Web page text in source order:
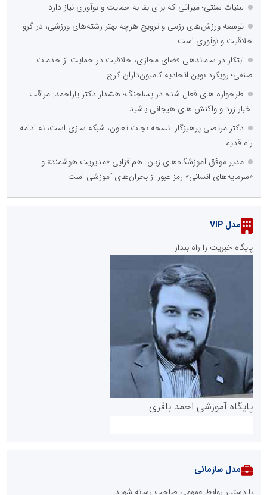
لبنیات سنتی؛ میراثی که برای بقا به حمایت و نوآوری نیاز دارد
توسعه ورزش‌های رزمی و ترویج هرچه بهتر رشته‌های ورزشی، در گرو
خلاقیت و نوآوری است
ابتکار در ساماندهی فضای مجازی، خلاقیت در حمایت از خدمات
صنفی؛ رویکرد نوین اتحادیه کامیون‌داران کرج
طرحواره های فعال شده در پساجنگ؛ هشدار دکتر یاراحمد: مراقب
اخبار زرد و واکنش های هیجانی باشید
دکتر مرتضی پرهیزگار: نسخه نجات تعاون، شبکه سازی است، نه ادامه
راه قدیم
مدیر موفق آموزشگاه‌های زبان: هم‌افزایی «مدیریت هوشمند» و
«سرمایه‌های انسانی» رمز عبور از بحران‌های آموزشی است
مدل VIP
پایگاه خبریت را راه بنداز
پایگاه آموزشی احمد باقری
مدل سازمانی
با دستیار روابط عمومی صاحب رسانه شوید